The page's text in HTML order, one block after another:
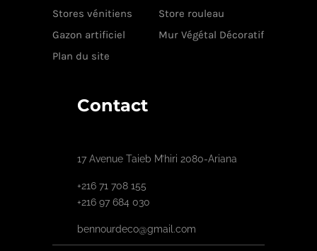
Stores vénitiens
Store rouleau
Gazon artificiel
Mur Végétal Décoratif
Plan du site
Contact
17 Avenue Taieb M’hiri 2080-Ariana
+216 71 708 155
+216 97 684 030
bennourdeco@gmail.com